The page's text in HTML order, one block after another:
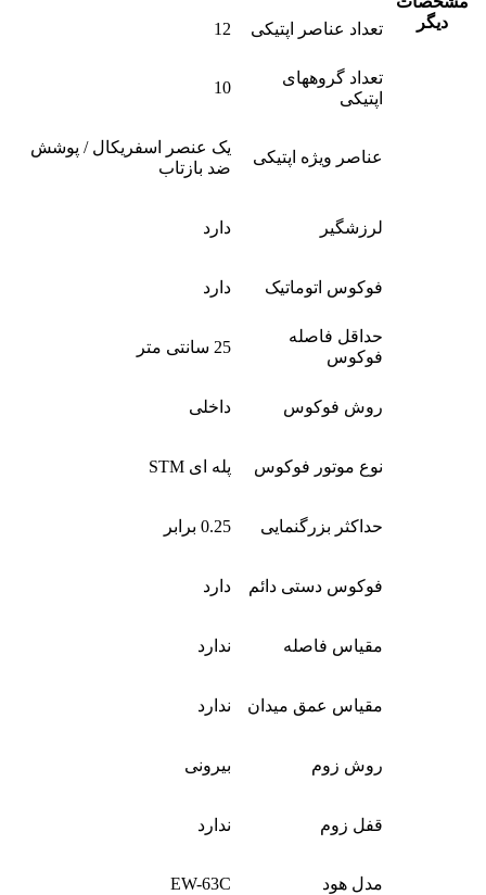
دیگر
تعداد عناصر اپتیکی 12
تعداد گروههای
اپتیکی
10
عناصر ویژه اپتیکی
یک عنصر اسفریکال / پوشش
ضد بازتاب
لرزشگیر دارد
فوکوس اتوماتیک دارد
حداقل فاصله
فوکوس
25 سانتی متر
روش فوکوس داخلی
نوع موتور فوکوس پله ای STM
حداکثر بزرگنمایی 0.25 برابر
فوکوس دستی دائم دارد
مقیاس فاصله ندارد
مقیاس عمق میدان ندارد
روش زوم بیرونی
قفل زوم ندارد
مدل هود EW-63C